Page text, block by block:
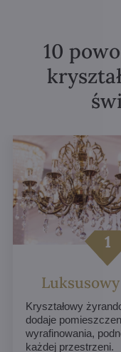
10
Kryształowy
dodaje
wyrafinowania,
każdej przestrzeni.